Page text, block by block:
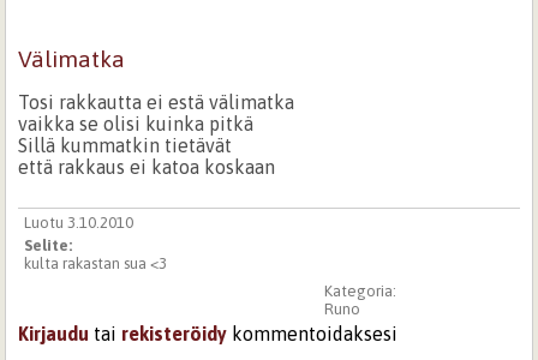
Välimatka
Tosi rakkautta ei estä välimatka
vaikka se olisi kuinka pitkä
Sillä kummatkin tietävät
että rakkaus ei katoa koskaan
Luotu 3.10.2010
Selite:
kulta rakastan sua <3
Kategoria:
Runo
Kirjaudu tai rekisteröidy kommentoidaksesi